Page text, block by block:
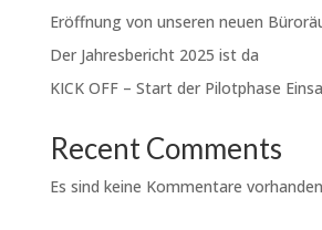
Eröffnung von unseren neuen
Der Jahresbericht 2025 ist da
KICK OFF – Start der Pilotphase
Recent Comments
Es sind keine Kommentare